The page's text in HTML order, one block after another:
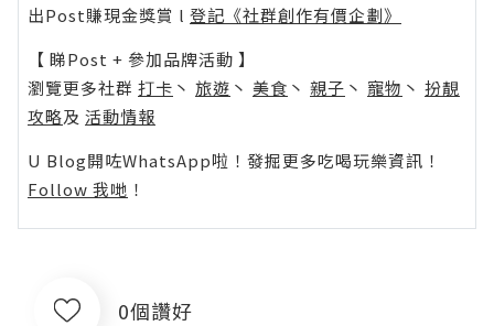
出Post賺現金獎賞 l 登記《社群創作有價企劃》
【 睇Post + 參加品牌活動 】
瀏覽更多社群 打卡 丶 旅遊 丶 美食 丶 親子 丶 寵物 丶 扮靚
攻略及 活動情報
U Blog開咗WhatsApp啦！發掘更多吃喝玩樂資訊！
Follow 我哋 ！
0個讚好